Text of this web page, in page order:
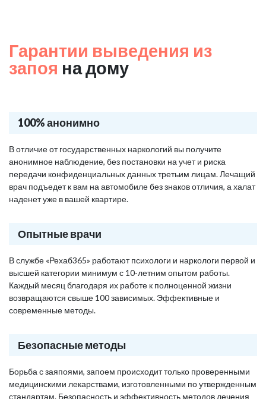
Гарантии выведения из
запоя на дому
100% анонимно
В отличие от государственных наркологий вы получите
анонимное наблюдение, без постановки на учет и риска
передачи конфиденциальных данных третьим лицам. Лечащий
врач подъедет к вам на автомобиле без знаков отличия, а халат
наденет уже в вашей квартире.
Опытные врачи
В службе «Рехаб365» работают психологи и наркологи первой и
высшей категории минимум с 10-летним опытом работы.
Каждый месяц благодаря их работе к полноценной жизни
возвращаются свыше 100 зависимых. Эффективные и
современные методы.
Безопасные методы
Борьба с заяпоями, запоем происходит только проверенными
медицинскими лекарствами, изготовленными по утвержденным
стандартам. Безопасность и эффективность методов лечения